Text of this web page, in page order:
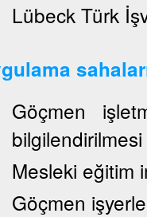
Lübeck Türk
Göçmen
bilgilendirilmesi
Mesleki eğitim
Göçmen